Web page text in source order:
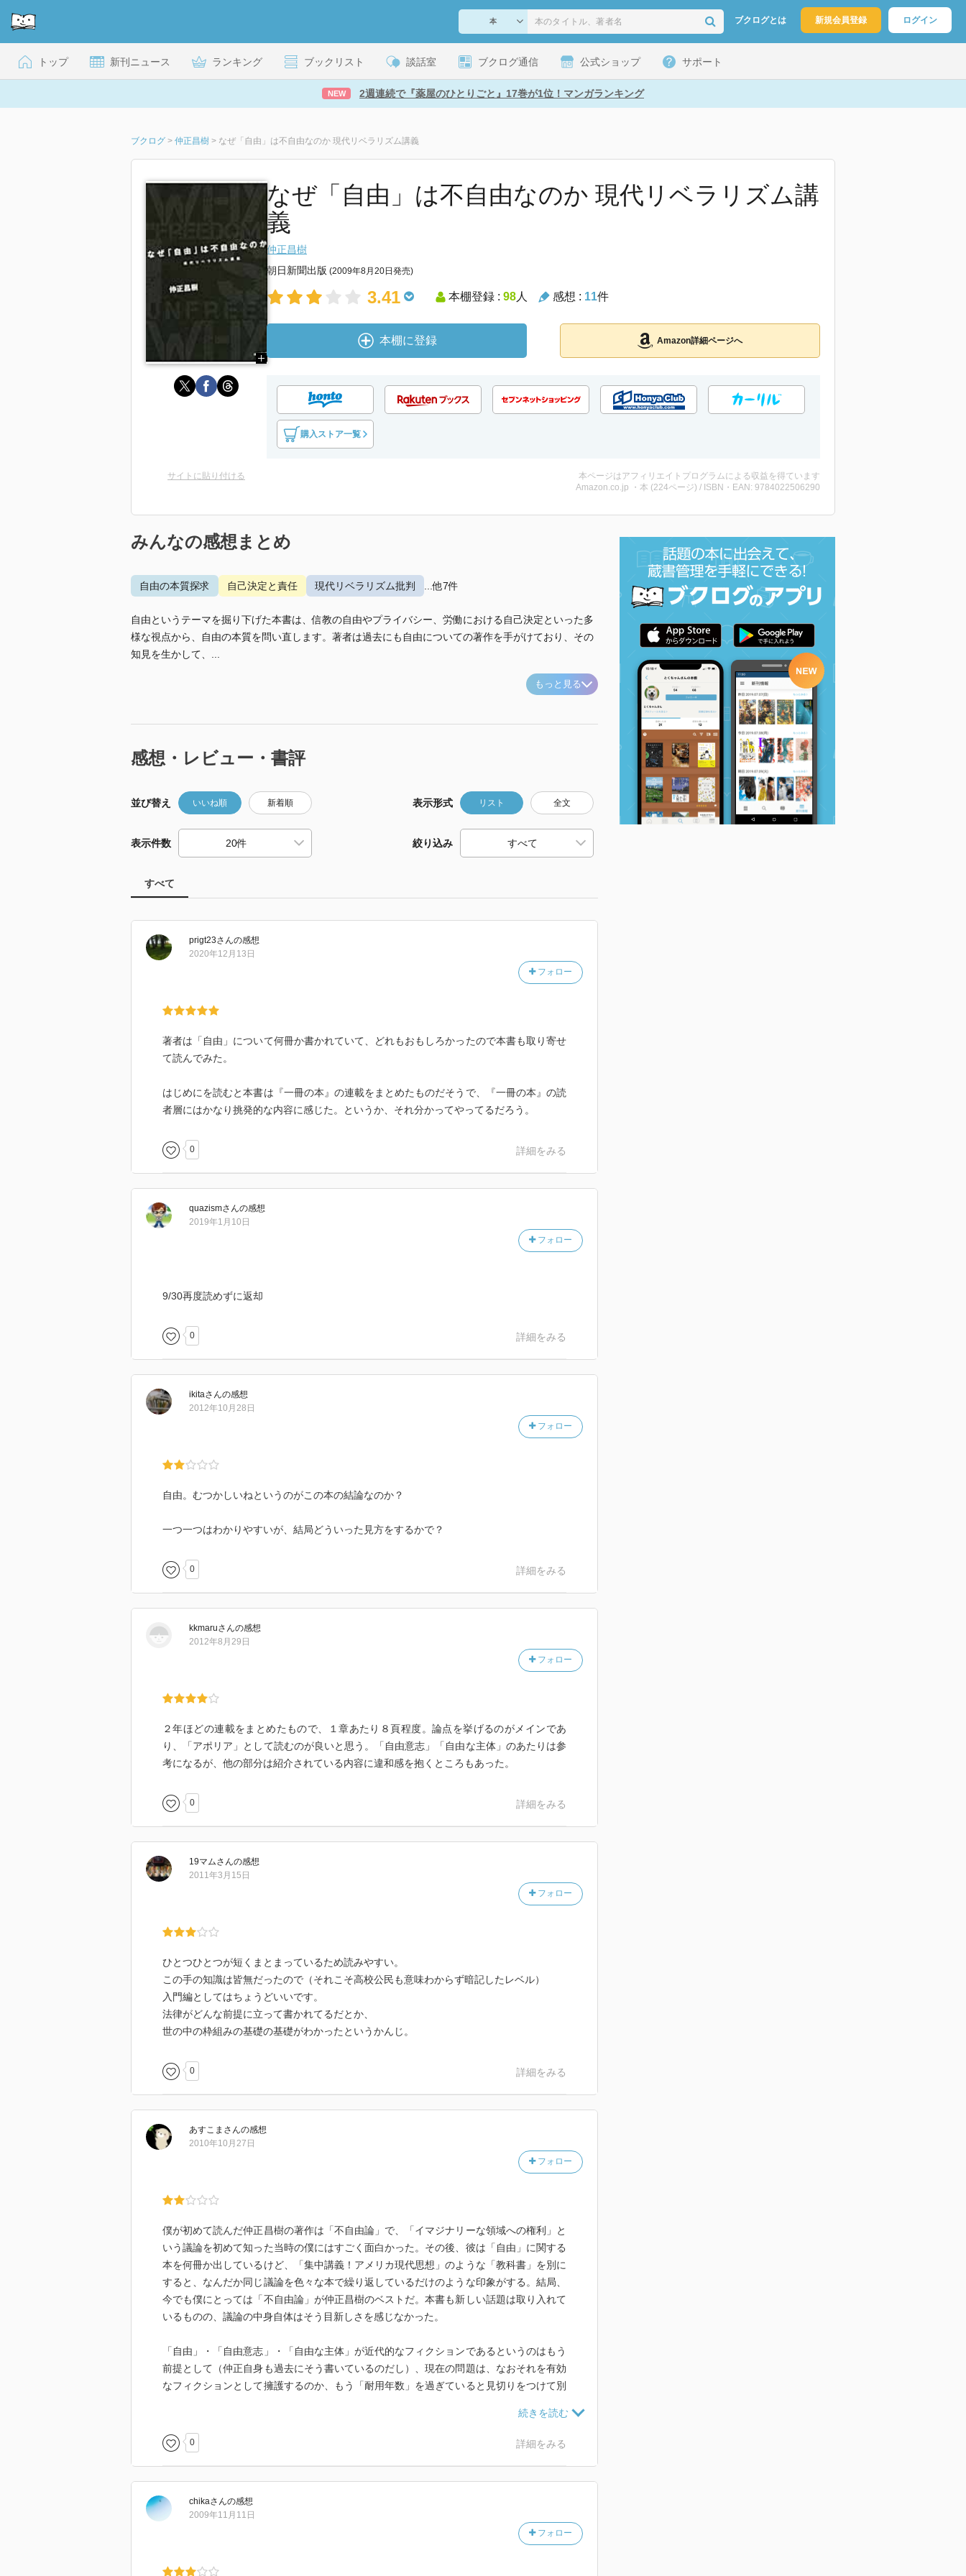
ブクログとは 新規会員登録 ログイン
トップ 新刊ニュース ランキング ブックリスト 談話室 ブクログ通信 公式ショップ サポート
NEW 2週連続で『薬屋のひとりごと』17巻が1位！マンガランキング
ブクログ > 仲正昌樹 > なぜ「自由」は不自由なのか 現代リベラリズム講義
なぜ「自由」は不自由なのか 現代リベラリズム講
義
仲正昌樹
朝日新聞出版 (2009年8月20日発売)
3.41 本棚登録 : 98人 感想 : 11件
本棚に登録 Amazon詳細ページへ
購入ストア一覧
サイトに貼り付ける
本ページはアフィリエイトプログラムによる収益を得ています
Amazon.co.jp ・本 (224ページ) / ISBN・EAN: 9784022506290
みんなの感想まとめ
自由の本質探求 自己決定と責任 現代リベラリズム批判 ...他7件
自由というテーマを掘り下げた本書は、信教の自由やプライバシー、労働における自己決定といった多
様な視点から、自由の本質を問い直します。著者は過去にも自由についての著作を手がけており、その
知見を生かして、...
もっと見る
感想・レビュー・書評
並び替え いいね順 新着順 表示形式 リスト 全文
表示件数 絞り込み
すべて
prigt23さんの感想
フォロー
2020年12月13日
著者は「自由」について何冊か書かれていて、どれもおもしろかったので本書も取り寄せ
て読んでみた。
はじめにを読むと本書は『一冊の本』の連載をまとめたものだそうで、『一冊の本』の読
者層にはかなり挑発的な内容に感じた。というか、それ分かってやってるだろう。
0 詳細をみる
quazismさんの感想
フォロー
2019年1月10日
9/30再度読めずに返却
0 詳細をみる
ikitaさんの感想
フォロー
2012年10月28日
自由。むつかしいねというのがこの本の結論なのか？
一つ一つはわかりやすいが、結局どういった見方をするかで？
0 詳細をみる
kkmaruさんの感想
フォロー
2012年8月29日
２年ほどの連載をまとめたもので、１章あたり８頁程度。論点を挙げるのがメインであ
り、「アポリア」として読むのが良いと思う。「自由意志」「自由な主体」のあたりは参
考になるが、他の部分は紹介されている内容に違和感を抱くところもあった。
0 詳細をみる
19マムさんの感想
フォロー
2011年3月15日
ひとつひとつが短くまとまっているため読みやすい。
この手の知識は皆無だったので（それこそ高校公民も意味わからず暗記したレベル）
入門編としてはちょうどいいです。
法律がどんな前提に立って書かれてるだとか、
世の中の枠組みの基礎の基礎がわかったというかんじ。
0 詳細をみる
あすこま さんの感想
フォロー
2010年10月27日
僕が初めて読んだ仲正昌樹の著作は「不自由論」で、「イマジナリーな領域への権利」と
いう議論を初めて知った当時の僕にはすごく面白かった。その後、彼は「自由」に関する
本を何冊か出しているけど、「集中講義！アメリカ現代思想」のような「教科書」を別に
すると、なんだか同じ議論を色々な本で繰り返しているだけのような印象がする。結局、
今でも僕にとっては「不自由論」が仲正昌樹のベストだ。本書も新しい話題は取り入れて
いるものの、議論の中身自体はそう目新しさを感じなかった。
「自由」・「自由意志」・「自由な主体」が近代的なフィクションであるというのはもう
前提として（仲正自身も過去にそう書いているのだし）、現在の問題は、なおそれを有効
なフィクションとして擁護するのか、もう「耐用年数」を過ぎていると見切りをつけて別
ってよくわかんないよね」と混迷した状況を紹介するばかりで、その混迷の中に深入りを
しない。そこが何か物足りなかった。もうちょっと本気出してもいいんじゃないか、と思
う。
0 詳細をみる
chikaさんの感想
フォロー
2009年11月11日